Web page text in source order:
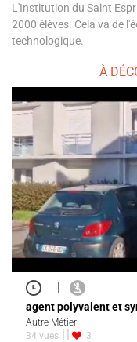
L'Institution du Saint
2000 élèves. Cela va de
technologique.
À
|
agent polyvalent et
Autre Métier
34 vues
3